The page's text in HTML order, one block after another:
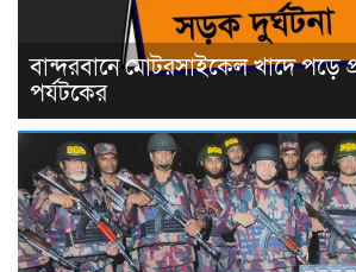
বান্দরবানে মোটরসাইকেল খাদে পড়ে
পর্যটকের